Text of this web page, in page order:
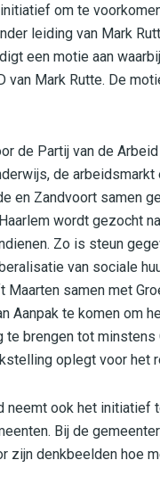
om te
leiding van Mark
een motie aan
van Mark Rutte. De
de Partij van de
de
en Zandvoort samen
wordt gezocht
Zo is steun
van sociale
Maarten samen met
Aanpak te komen om
te brengen tot
oplegt voor het
neemt ook het initiatief
Bij de
zijn denkbeelden hoe